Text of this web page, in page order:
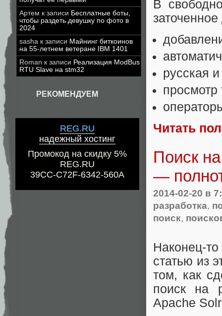
Артем к записи Бесплатные боты,
чтобы раздеть девушку по фото в
2024
sasha к записи Майнинг биткоинов
на 55-летнем ветеране IBM 1401
Roman к записи Реализация ModBus
RTU Slave на stm32
РЕКОМЕНДУЕМ
REG.RU
надежный хостинг
Промокод на скидку 5%
REG.RU
39CC-C72F-6342-560A
В
русская
просмотр
Читать
Поиск
—
2014-02-20 в
разработка,
поиск,
Наконец-
статью из
том, как
поиск на
Apache